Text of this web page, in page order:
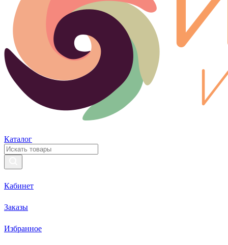
Каталог
Кабинет
Заказы
Избранное